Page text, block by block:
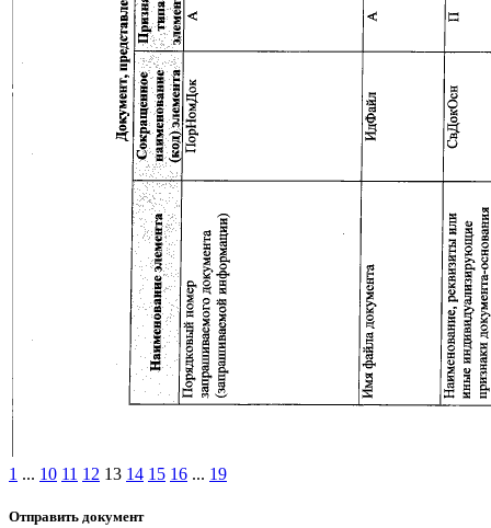
1 ... 10 11 12 13 14 15 16 ... 19
Отправить документ